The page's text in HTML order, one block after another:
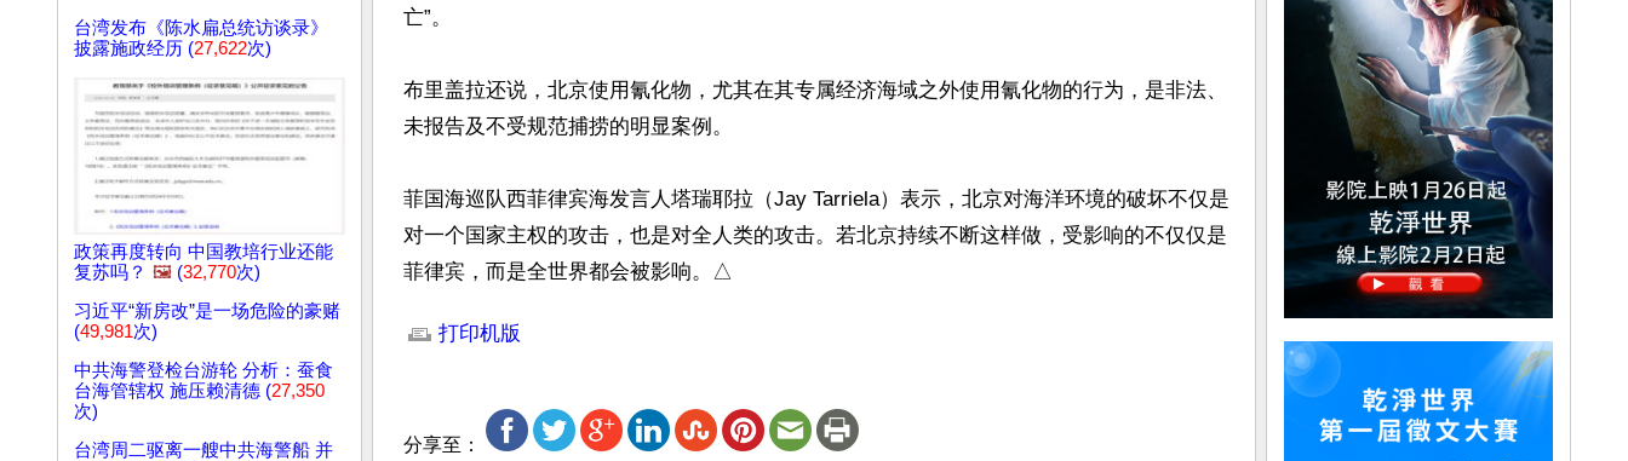
台湾发布《陈水扁总统访谈录》
披露施政经历 (27,622次)
政策再度转向 中国教培行业还能
复苏吗？ 🖼️ (32,770次)
习近平“新房改”是一场危险的豪赌
(49,981次)
中共海警登检台游轮 分析：蚕食
台海管辖权 施压赖清德 (27,350
次)
台湾周二驱离一艘中共海警船 并
亡”。
布里盖拉还说，北京使用氰化物，尤其在其专属经济海域之外使用氰化物的行为，是非法、
未报告及不受规范捕捞的明显案例。
菲国海巡队西菲律宾海发言人塔瑞耶拉（Jay Tarriela）表示，北京对海洋环境的破坏不仅是
对一个国家主权的攻击，也是对全人类的攻击。若北京持续不断这样做，受影响的不仅仅是
菲律宾，而是全世界都会被影响。△
打印机版
分享至：